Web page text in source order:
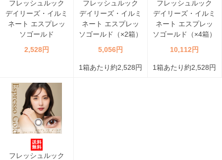
フレッシュルック
デイリーズ・イルミ
ネート エスプレッ
ソゴールド
2,528円
フレッシュルック
デイリーズ・イルミ
ネート エスプレッ
ソゴールド（×2箱）
5,056円
1箱あたり約2,528円
フレッシュルック
デイリーズ・イルミ
ネート エスプレッ
ソゴールド（×4箱）
10,112円
1箱あたり約2,528円
フレッシュルック